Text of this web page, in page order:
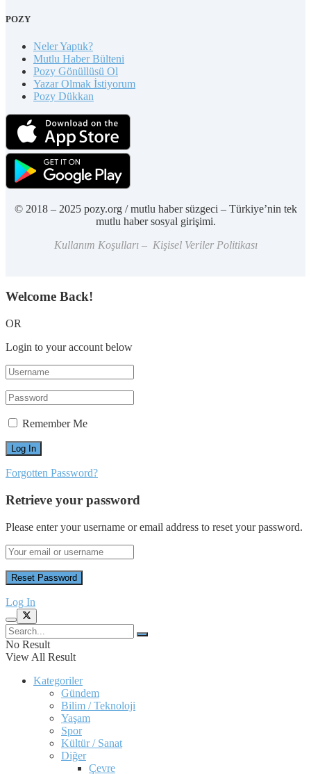
POZY
Neler Yaptık?
Mutlu Haber Bülteni
Pozy Gönüllüsü Ol
Yazar Olmak İstiyorum
Pozy Dükkan
© 2018 – 2025 pozy.org / mutlu haber süzgeci – Türkiye’nin tek
mutlu haber sosyal girişimi.
Kullanım Koşulları – Kişisel Veriler Politikası
Welcome Back!
OR
Login to your account below
Remember Me
Forgotten Password?
Retrieve your password
Please enter your username or email address to reset your password.
Log In
No Result
View All Result
Kategoriler
Gündem
Bilim / Teknoloji
Yaşam
Spor
Kültür / Sanat
Diğer
Çevre